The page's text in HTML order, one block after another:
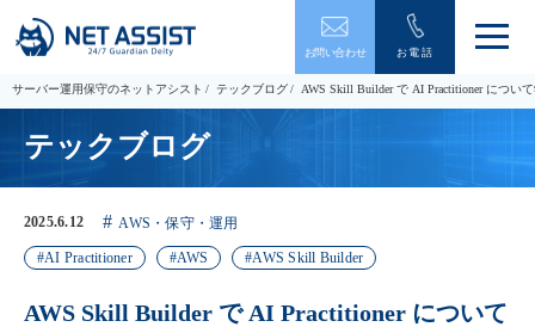
お問い合わせ お電話
メ
ュ
ー
サーバー運用保守のネットアシスト テックブログ AWS Skill Builder で AI Practitioner につい
テックブログ
2025.6.12 AWS・保守・運用
AI Practitioner AWS AWS Skill Builder
AWS Skill Builder で AI Practitioner について